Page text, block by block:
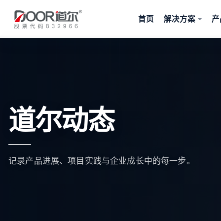
首页 解决方案
道尔动态
记录产品进展、项目实践与企业成长中的每一步。